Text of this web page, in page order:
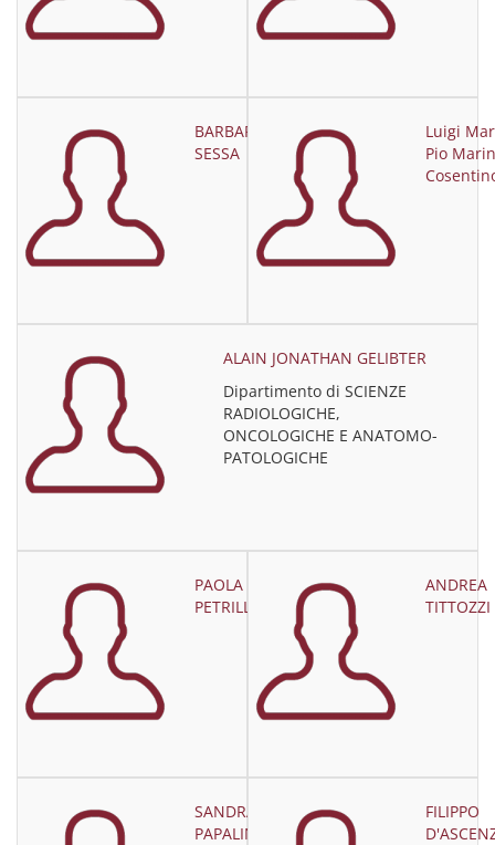
BARBARA
SESSA
Luigi
Pio
ALAIN JONATHAN GELIBTER
Dipartimento di SCIENZE
RADIOLOGICHE,
ONCOLOGICHE E ANATOMO-
PATOLOGICHE
PAOLA
PETRILLI
ANDREA
TITTOZZI
SANDRA
PAPALINI
FILIPPO